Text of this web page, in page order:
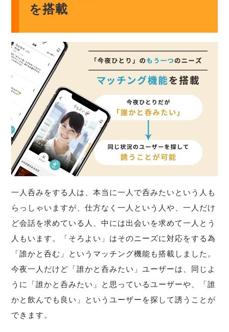
を搭載
一人呑みをする人は、本当に一人で呑みたいという人も
らっしゃいますが、仕方なく一人という人や、一人だけ
ど会話を求めている人、中には出会いを求めて一人とう
人もいます。「そろよい」はそのニーズに対応をする為
「誰かと呑む」というマッチング機能も搭載しました。
今夜一人だけど「誰かと呑みたい」ユーザーは、同じよ
うに「誰かと呑みたい」と思っているユーザーや、「誰
かと飲んでも良い」というユーザーを探して誘うことが
できます。